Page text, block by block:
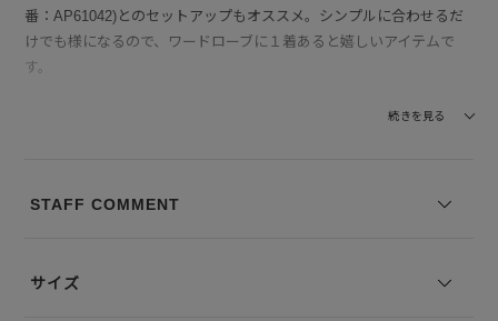
番：AP61042)とのセットアップもオススメ。シンプルに合わせるだ
けでも様になるので、ワードローブに１着あると嬉しいアイテムで
す。
【素材】 コットン・シルク混紡のツイル素材を使用。適度なハリ感
続きを見る
STAFF COMMENT
サイズ